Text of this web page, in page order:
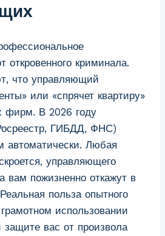
откровенного криминала.
что управляющий
или «спрячет квартиру»
фирм. В 2026 году
ГИБДД, ФНС)
автоматически. Любая
управляющего
вам пожизненно откажут в
польза опытного
использовании
защите вас от произвола